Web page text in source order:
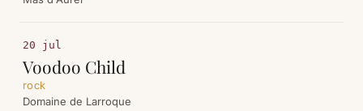
20 jul
Voodoo Child
rock
Domaine de Larroque